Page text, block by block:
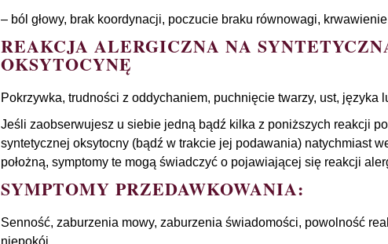
– ból głowy, brak koordynacji, poczucie braku równowagi,
REAKCJA ALERGICZNA NA
OKSYTOCYNĘ
Pokrzywka, trudności z oddychaniem, puchnięcie twarzy, ust, języka
Jeśli zaobserwujesz u siebie jedną bądź kilka z poniższych reakcji
syntetycznej oksytocny (bądź w trakcie jej podawania) natychmiast
położną, symptomy te mogą świadczyć o pojawiającej się reakcji
SYMPTOMY PRZEDAWKOWANIA:
Senność, zaburzenia mowy, zaburzenia świadomości, powolność
niepokój